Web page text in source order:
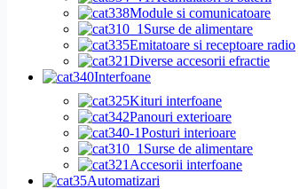
Module si comunicatoare
Surse de alimentare
Emitatoare si receptoare radio
Diverse accesorii efractie
Interfoane
Kituri interfoane
Panouri exterioare
Posturi interioare
Surse de alimentare
Accesorii interfoane
Automatizari